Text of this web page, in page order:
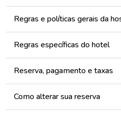
Regras e políticas gerais da
Regras específicas do hotel
Reserva, pagamento e taxas
Como alterar sua reserva